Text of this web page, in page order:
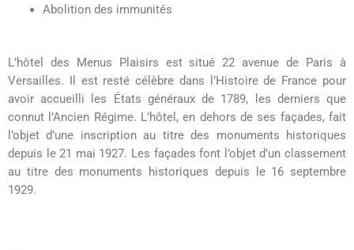
Abolition des immunités
L’hôtel des Menus Plaisirs est situé 22 avenue de Paris à
Versailles. Il est resté célèbre dans l’Histoire de France pour
avoir accueilli les États généraux de 1789, les derniers que
connut l’Ancien Régime. L’hôtel, en dehors de ses façades, fait
l’objet d’une inscription au titre des monuments historiques
depuis le 21 mai 1927. Les façades font l’objet d’un classement
au titre des monuments historiques depuis le 16 septembre
1929.